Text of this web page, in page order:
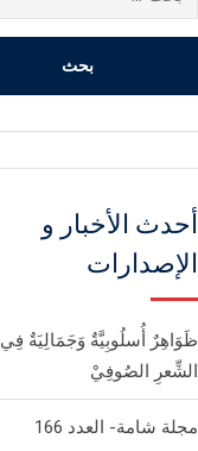
أحدث الأخبار و
الإصدارات
ظَوَاهِرٌ أُسلُوبِيَّةٌ وَجَمَالِيَةٌ فِي
الشِّعرِ الصُوفِيْ
مجلة شامة- العدد 166